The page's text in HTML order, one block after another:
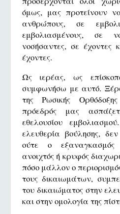
όμως, μας προτείνουν
ανθρώπους, σε
εμβολιασμένους, σε
νοσήσαντες, σε έχοντες
έχοντες.
Ως ιερέας, ως
συμφωνήσω με αυτό.
της Ρωσικής
πρόεδρός μας
εθελουσίου
ελευθερία βούλησης,
ούτε ο εξαναγκασμός
ανοιχτός ή κρυφός
πόσο μάλλον ο
τους δικαιωμάτων,
του δικαιώματος στην
και στην ομολογία της